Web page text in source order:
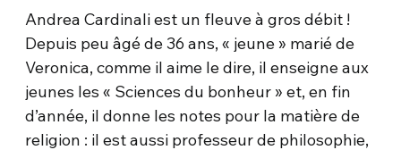
Andrea Cardinali est un fleuve à gros débit !
Depuis peu âgé de 36 ans, « jeune » marié de
Veronica, comme il aime le dire, il enseigne aux
jeunes les « Sciences du bonheur » et, en fin
d’année, il donne les notes pour la matière de
religion : il est aussi professeur de philosophie,